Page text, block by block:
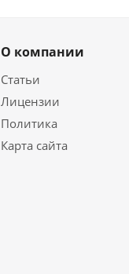
О компании
Статьи
Лицензии
Политика
Карта сайта